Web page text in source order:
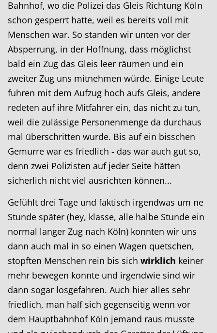
Bahnhof, wo die Polizei das Gleis Richtung Köln
schon gesperrt hatte, weil es bereits voll mit
Menschen war. So standen wir unten vor der
Absperrung, in der Hoffnung, dass möglichst
bald ein Zug das Gleis leer räumen und ein
zweiter Zug uns mitnehmen würde. Einige Leute
fuhren mit dem Aufzug hoch aufs Gleis, andere
redeten auf ihre Mitfahrer ein, das nicht zu tun,
weil die zulässige Personenmenge da durchaus
mal überschritten wurde. Bis auf ein bisschen
Gemurre war es friedlich - das war auch gut so,
denn zwei Polizisten auf jeder Seite hätten
sicherlich nicht viel ausrichten können...
Gefühlt drei Tage und faktisch irgendwas um ne
Stunde später (hey, klasse, alle halbe Stunde ein
normal langer Zug nach Köln) konnten wir uns
dann auch mal in so einen Wagen quetschen,
stopften Menschen rein bis sich wirklich keiner
mehr bewegen konnte und irgendwie sind wir
dann sogar losgefahren. Auch hier alles sehr
friedlich, man half sich gegenseitig wenn vor
dem Hauptbahnhof Köln jemand raus musste